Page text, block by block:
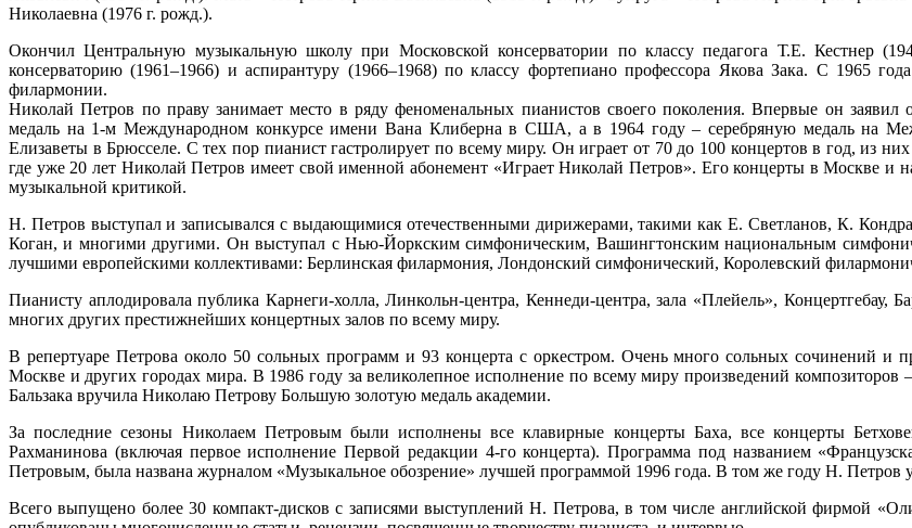
Николаевна (1976 г. рожд.).
Окончил Центральную музыкальную школу при Московской консерватории по классу педагога Т.Е. Кестнер
консерваторию (1961–1966) и аспирантуру (1966–1968) по классу фортепиано профессора Якова Зака. С 1965
филармонии.
Николай Петров по праву занимает место в ряду феноменальных пианистов своего поколения. Впервые он заявил
медаль на 1-м Международном конкурсе имени Вана Клиберна в США, а в 1964 году – серебряную медаль на
Елизаветы в Брюсселе. С тех пор пианист гастролирует по всему миру. Он играет от 70 до 100 концертов в год, из
где уже 20 лет Николай Петров имеет свой именной абонемент «Играет Николай Петров». Его концерты в Москве и
музыкальной критикой.
Н. Петров выступал и записывался с выдающимися отечественными дирижерами, такими как Е. Светланов, К.
Коган, и многими другими. Он выступал с Нью-Йоркским симфоническим, Вашингтонским национальным
лучшими европейскими коллективами: Берлинская филармония, Лондонский симфонический, Королевский
Пианисту аплодировала публика Карнеги-холла, Линкольн-центра, Кеннеди-центра, зала «Плейель», Концертгебау,
многих других престижнейших концертных залов по всему миру.
В репертуаре Петрова около 50 сольных программ и 93 концерта с оркестром. Очень много сольных сочинений и
Москве и других городах мира. В 1986 году за великолепное исполнение по всему миру произведений композиторов
Бальзака вручила Николаю Петрову Большую золотую медаль академии.
За последние сезоны Николаем Петровым были исполнены все клавирные концерты Баха, все концерты
Рахманинова (включая первое исполнение Первой редакции 4-го концерта). Программа под названием
Петровым, была названа журналом «Музыкальное обозрение» лучшей программой 1996 года. В том же году Н. Петров
Всего выпущено более 30 компакт-дисков с записями выступлений Н. Петрова, в том числе английской фирмой